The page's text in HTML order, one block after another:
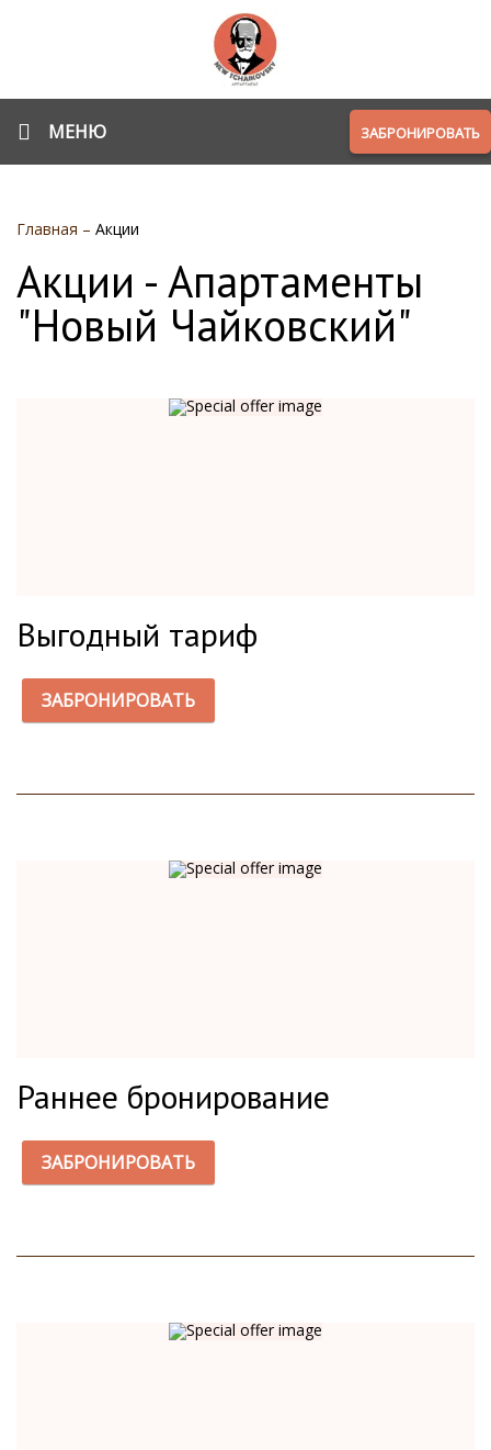
МЕНЮ ЗАБРОНИРОВАТЬ
Главная – Акции
Акции - Апартаменты
"Новый Чайковский"
Выгодный тариф
ЗАБРОНИРОВАТЬ
Раннее бронирование
ЗАБРОНИРОВАТЬ